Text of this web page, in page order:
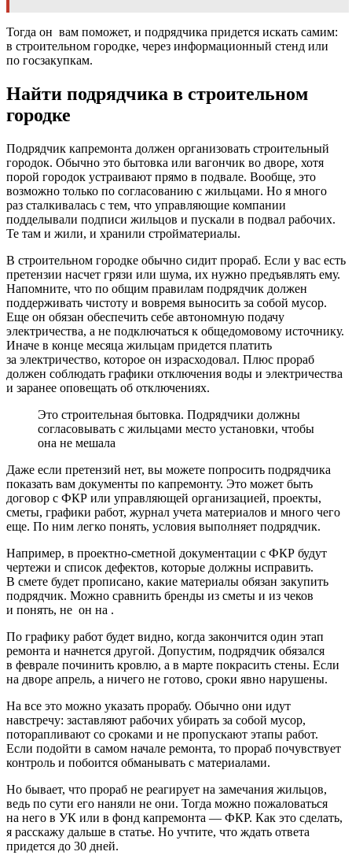
Тогда он вам поможет, и подрядчика придется искать самим:
в строительном городке, через информационный стенд или
по госзакупкам.
Найти подрядчика в строительном
городке
Подрядчик капремонта должен организовать строительный
городок. Обычно это бытовка или вагончик во дворе, хотя
порой городок устраивают прямо в подвале. Вообще, это
возможно только по согласованию с жильцами. Но я много
раз сталкивалась с тем, что управляющие компании
подделывали подписи жильцов и пускали в подвал рабочих.
Те там и жили, и хранили стройматериалы.
В строительном городке обычно сидит прораб. Если у вас есть
претензии насчет грязи или шума, их нужно предъявлять ему.
Напомните, что по общим правилам подрядчик должен
поддерживать чистоту и вовремя выносить за собой мусор.
Еще он обязан обеспечить себе автономную подачу
электричества, а не подключаться к общедомовому источнику.
Иначе в конце месяца жильцам придется платить
за электричество, которое он израсходовал. Плюс прораб
должен соблюдать графики отключения воды и электричества
и заранее оповещать об отключениях.
Это строительная бытовка. Подрядчики должны
согласовывать с жильцами место установки, чтобы
она не мешала
Даже если претензий нет, вы можете попросить подрядчика
показать вам документы по капремонту. Это может быть
договор с ФКР или управляющей организацией, проекты,
сметы, графики работ, журнал учета материалов и много чего
еще. По ним легко понять, условия выполняет подрядчик.
Например, в проектно-сметной документации с ФКР будут
чертежи и список дефектов, которые должны исправить.
В смете будет прописано, какие материалы обязан закупить
подрядчик. Можно сравнить бренды из сметы и из чеков
и понять, не он на .
По графику работ будет видно, когда закончится один этап
ремонта и начнется другой. Допустим, подрядчик обязался
в феврале починить кровлю, а в марте покрасить стены. Если
на дворе апрель, а ничего не готово, сроки явно нарушены.
На все это можно указать прорабу. Обычно они идут
навстречу: заставляют рабочих убирать за собой мусор,
поторапливают со сроками и не пропускают этапы работ.
Если подойти в самом начале ремонта, то прораб почувствует
контроль и побоится обманывать с материалами.
Но бывает, что прораб не реагирует на замечания жильцов,
ведь по сути его наняли не они. Тогда можно пожаловаться
на него в УК или в фонд капремонта — ФКР. Как это сделать,
я расскажу дальше в статье. Но учтите, что ждать ответа
придется до 30 дней.